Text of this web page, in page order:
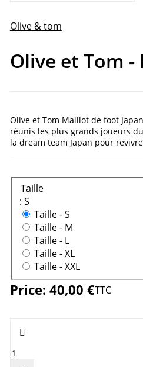
Olive & tom
Olive et Tom
Olive et Tom Maillot de foot
réunis les plus grands joueurs
la dream team Japan pour
Taille
: S
Taille -S
Taille - M
Taille - L
Taille -XL
Taille -XXL
Price: 40,00 €TTC
